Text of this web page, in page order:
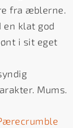
fra æblerne.
klat god
i sit eget
Mums.